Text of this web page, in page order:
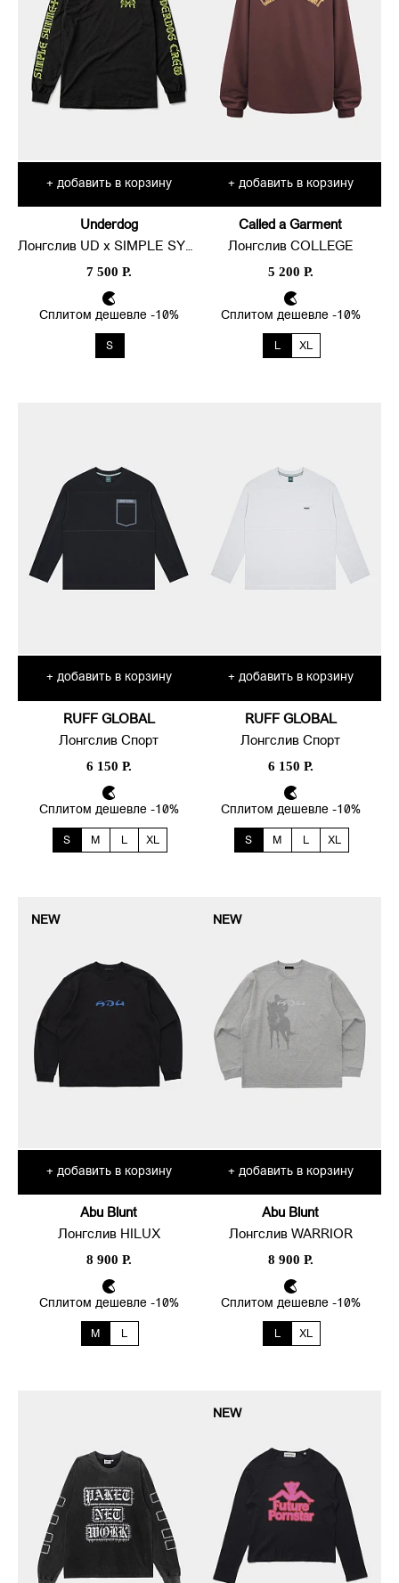
+ добавить в корзину
Underdog
Лонгслив UD x SIMPLE SYMMETRY
7 500 Р.
Сплитом дешевле -10%
S
+ добавить в корзину
Called a Garment
Лонгслив COLLEGE
5 200 Р.
Сплитом дешевле -10%
L XL
+ добавить в корзину
RUFF GLOBAL
Лонгслив Спорт
6 150 Р.
Сплитом дешевле -10%
S M L XL
+ добавить в корзину
RUFF GLOBAL
Лонгслив Спорт
6 150 Р.
Сплитом дешевле -10%
S M L XL
NEW
+ добавить в корзину
Abu Blunt
Лонгслив HILUX
8 900 Р.
Сплитом дешевле -10%
M L
NEW
+ добавить в корзину
Abu Blunt
Лонгслив WARRIOR
8 900 Р.
Сплитом дешевле -10%
L XL
NEW